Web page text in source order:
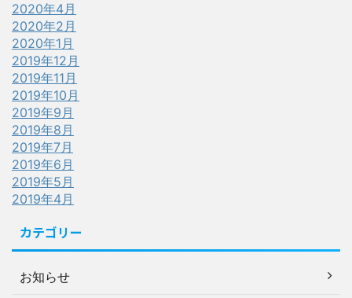
2020年4月
2020年2月
2020年1月
2019年12月
2019年11月
2019年10月
2019年9月
2019年8月
2019年7月
2019年6月
2019年5月
2019年4月
カテゴリー
お知らせ